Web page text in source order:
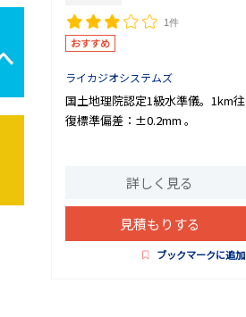
1件
おすすめ
ライカジオシステムズ
国土地理院認定1級水準儀。1km往
復標準偏差：±0.2mm 。
詳しく見る
見積もりする
ブックマークに追加